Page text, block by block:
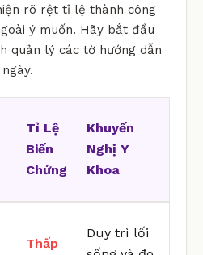
rõ rệt tỉ lệ thành công
ý muốn. Hãy bắt đầu
quản lý các tờ hướng dẫn
Tỉ Lệ
Biến
Chứng
Khuyến
Nghị Y
Khoa
Thấp
Duy trì lối